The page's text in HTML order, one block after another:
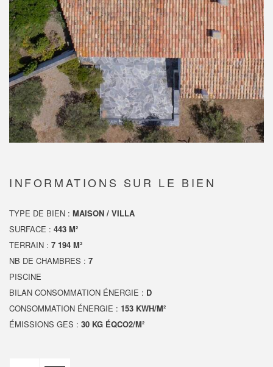
INFORMATIONS SUR LE BIEN
TYPE DE BIEN : MAISON / VILLA
SURFACE : 443 M²
TERRAIN : 7 194 M²
NB DE CHAMBRES : 7
PISCINE
BILAN CONSOMMATION ÉNERGIE : D
CONSOMMATION ÉNERGIE : 153 KWH/M²
ÉMISSIONS GES : 30 KG ÉQCO2/M²